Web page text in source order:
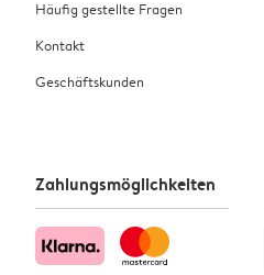
Häufig gestellte Fragen
Kontakt
Geschäftskunden
Zahlungsmöglichkeiten